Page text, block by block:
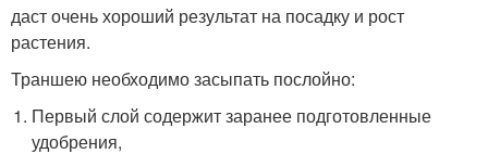
даст очень хороший результат на посадку и рост
растения.
Траншею необходимо засыпать послойно:
Первый слой содержит заранее подготовленные
удобрения,